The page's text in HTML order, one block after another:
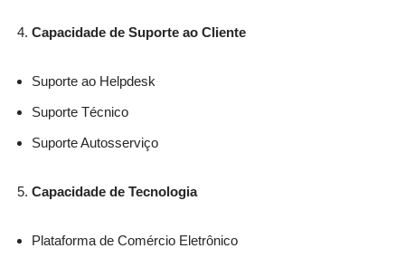
Capacidade de Suporte ao Cliente
Suporte ao Helpdesk
Suporte Técnico
Suporte Autosserviço
Capacidade de Tecnologia
Plataforma de Comércio Eletrônico